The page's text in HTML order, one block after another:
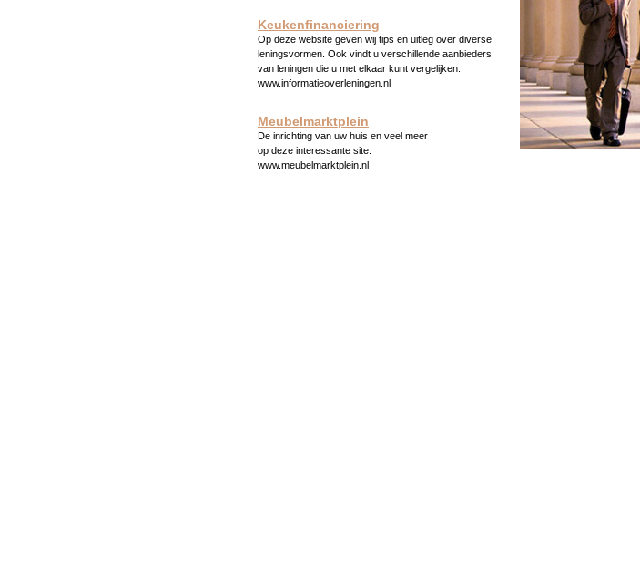
Keukenfinanciering
Op deze website geven wij tips en uitleg over diverse
leningsvormen. Ook vindt u verschillende aanbieders
van leningen die u met elkaar kunt vergelijken.
www.informatieoverleningen.nl
Meubelmarktplein
De inrichting van uw huis en veel meer
op deze interessante site.
www.meubelmarktplein.nl